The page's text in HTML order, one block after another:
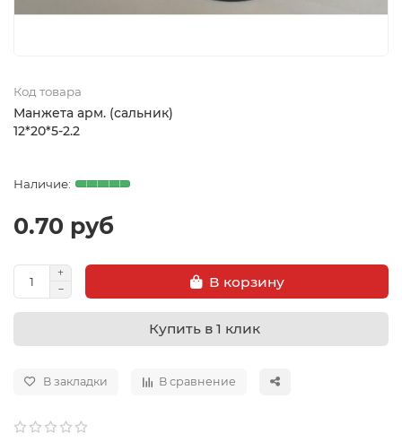
Код товара
Манжета арм. (сальник)
12*20*5-2.2
0.70 руб
В корзину
Купить в 1 клик
В закладки В сравнение